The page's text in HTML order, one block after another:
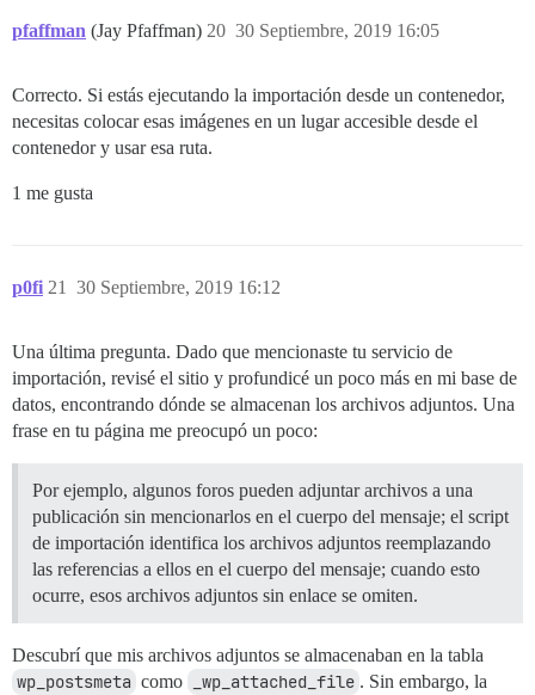
pfaffman (Jay Pfaffman) 30 Septiembre, 2019 16:05
20
Correcto. Si estás ejecutando la importación desde un contenedor,
necesitas colocar esas imágenes en un lugar accesible desde el
contenedor y usar esa ruta.
1 me gusta
p0fi 30 Septiembre, 2019 16:12
21
Una última pregunta. Dado que mencionaste tu servicio de
importación, revisé el sitio y profundicé un poco más en mi base de
datos, encontrando dónde se almacenan los archivos adjuntos. Una
frase en tu página me preocupó un poco:
Por ejemplo, algunos foros pueden adjuntar archivos a una
publicación sin mencionarlos en el cuerpo del mensaje; el script
de importación identifica los archivos adjuntos reemplazando
las referencias a ellos en el cuerpo del mensaje; cuando esto
ocurre, esos archivos adjuntos sin enlace se omiten.
Descubrí que mis archivos adjuntos se almacenaban en la tabla
wp_postsmeta como _wp_attached_file . Sin embargo, la